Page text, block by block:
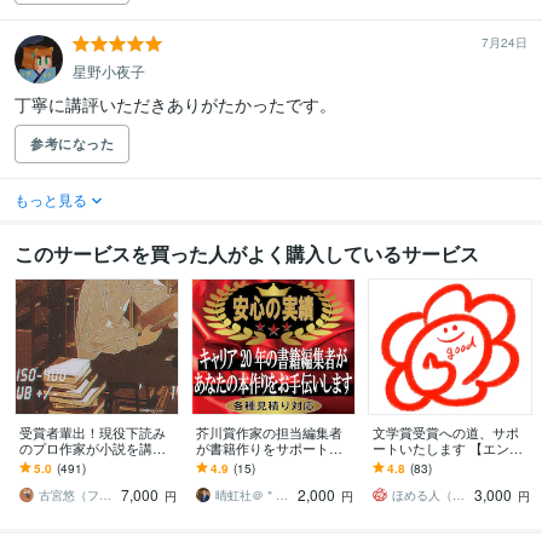
7月24日
星野小夜子
丁寧に講評いただきありがたかったです。
参考になった
もっと見る
このサービスを買った人がよく購入しているサービス
受賞者輩出！現役下読み
のプロ作家が小説を講評
します プロから実践的な
アドバイスがもらえる！
純文〜ラノベまでＯＫ
5.0 (491)
古宮悠（フルミヤユウ）
7,000 円
芥川賞作家の担当編集者
が書籍作りをサポートし
ます 【2円/1文字】校閲・
校正・書籍作成・編集・D
TPなど
4.9 (15)
晴虹社＠＂丸投げ＂書籍を執筆から制作代行
2,000 円
文学賞受賞への道、サポ
ートいたします 【エンタ
メ／純文学】プロが2日以
内に徹底講評
4.8 (83)
ほめる人（プロ編集者）
3,000 円